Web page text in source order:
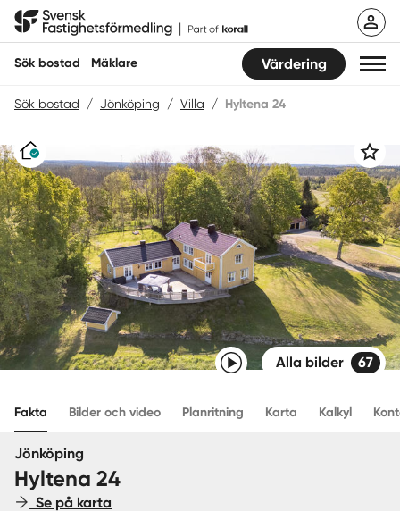
Hoppa
Svensk Fastighetsförmedling
Sök bostad Mäklare Värdering
Hitta mäklare
Sälja
Köpa
Guider
Start
Sverige
Sök bostad / Jönköping / Villa / Hyltena 24
Varudeklarerat Spara
VideoAlla bilder 67
Fakta Bilder och video Planritning Karta Kalkyl
Jönköping
Hyltena 24
Se på karta